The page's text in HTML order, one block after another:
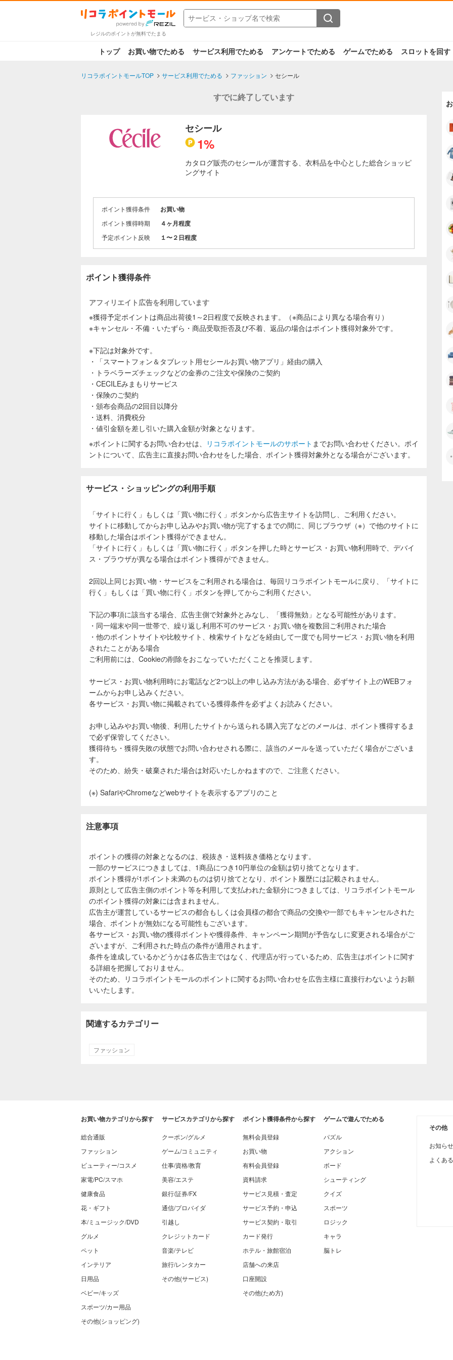
レジルのポイントが無料でたまる
トップ お買い物でためる サービス利用でためる アンケートでためる ゲームでためる スロットを回す
リコラポイントモールTOP サービス利用でためる ファッション セシール
すでに終了しています
セシール
1%
カタログ販売のセシールが運営する、衣料品を中心とした総合ショッピ
ングサイト
ポイント獲得条件 お買い物
ポイント獲得時期 ４ヶ月程度
予定ポイント反映 １〜２日程度
ポイント獲得条件
アフィリエイト広告を利用しています
※獲得予定ポイントは商品出荷後1～2日程度で反映されます。（※商品により異なる場合有り）
※キャンセル・不備・いたずら・商品受取拒否及び不着、返品の場合はポイント獲得対象外です。
※下記は対象外です。
・「スマートフォン＆タブレット用セシールお買い物アプリ」経由の購入
・トラベラーズチェックなどの金券のご注文や保険のご契約
・CECILEみまもりサービス
・保険のご契約
・頒布会商品の2回目以降分
・送料、消費税分
・値引金額を差し引いた購入金額が対象となります。
※ポイントに関するお問い合わせは、
リコラポイントモールのサポート までお問い合わせください。ポイ
ントについて、広告主に直接お問い合わせをした場合、ポイント獲得対象外となる場合がございます。
サービス・ショッピングの利用手順
「サイトに行く」もしくは「買い物に行く」ボタンから広告主サイトを訪問し、ご利用ください。
サイトに移動してからお申し込みやお買い物が完了するまでの間に、同じブラウザ（※）で他のサイトに
移動した場合はポイント獲得ができません。
「サイトに行く」もしくは「買い物に行く」ボタンを押した時とサービス・お買い物利用時で、デバイ
ス・ブラウザが異なる場合はポイント獲得ができません。
2回以上同じお買い物・サービスをご利用される場合は、毎回リコラポイントモールに戻り、「サイトに
行く」もしくは「買い物に行く」ボタンを押してからご利用ください。
下記の事項に該当する場合、広告主側で対象外とみなし、「獲得無効」となる可能性があります。
・同一端末や同一世帯で、繰り返し利用不可のサービス・お買い物を複数回ご利用された場合
・他のポイントサイトや比較サイト、検索サイトなどを経由して一度でも同サービス・お買い物を利用
されたことがある場合
ご利用前には、Cookieの削除をおこなっていただくことを推奨します。
サービス・お買い物利用時にお電話など2つ以上の申し込み方法がある場合、必ずサイト上のWEBフォ
ームからお申し込みください。
各サービス・お買い物に掲載されている獲得条件を必ずよくお読みください。
お申し込みやお買い物後、利用したサイトから送られる購入完了などのメールは、ポイント獲得するま
で必ず保管してください。
獲得待ち・獲得失敗の状態でお問い合わせされる際に、該当のメールを送っていただく場合がございま
す。
そのため、紛失・破棄された場合は対応いたしかねますので、ご注意ください。
(※) SafariやChromeなどwebサイトを表示するアプリのこと
注意事項
ポイントの獲得の対象となるのは、税抜き・送料抜き価格となります。
一部のサービスにつきましては、1商品につき10円単位の金額は切り捨てとなります。
ポイント獲得が1ポイント未満のものは切り捨てとなり、ポイント履歴には記載されません。
原則として広告主側のポイント等を利用して支払われた金額分につきましては、リコラポイントモール
のポイント獲得の対象には含まれません。
広告主が運営しているサービスの都合もしくは会員様の都合で商品の交換や一部でもキャンセルされた
場合、ポイントが無効になる可能性もございます。
各サービス・お買い物の獲得ポイントや獲得条件、キャンペーン期間が予告なしに変更される場合がご
ざいますが、ご利用された時点の条件が適用されます。
条件を達成しているかどうかは各広告主ではなく、代理店が行っているため、広告主はポイントに関す
る詳細を把握しておりません。
そのため、リコラポイントモールのポイントに関するお問い合わせを広告主様に直接行わないようお願
いいたします。
関連するカテゴリー
ファッション
お買い物カテゴリから探す
総合通販
ファッション
ビューティー/コスメ
家電/PC/スマホ
健康食品
花・ギフト
本/ミュージック/DVD
グルメ
ペット
インテリア
日用品
ベビー/キッズ
スポーツ/カー用品
その他(ショッピング)
サービスカテゴリから探す
クーポン/グルメ
ゲーム/コミュニティ
仕事/資格/教育
美容/エステ
銀行/証券/FX
通信/プロバイダ
引越し
クレジットカード
音楽/テレビ
旅行/レンタカー
その他(サービス)
ポイント獲得条件から探す
無料会員登録
お買い物
有料会員登録
資料請求
サービス見積・査定
サービス予約・申込
サービス契約・取引
カード発行
ホテル・旅館宿泊
店舗への来店
口座開設
その他(ため方)
ゲームで遊んでためる
パズル
アクション
ボード
シューティング
クイズ
スポーツ
ロジック
キャラ
脳トレ
その他
お知らせ
よくあ